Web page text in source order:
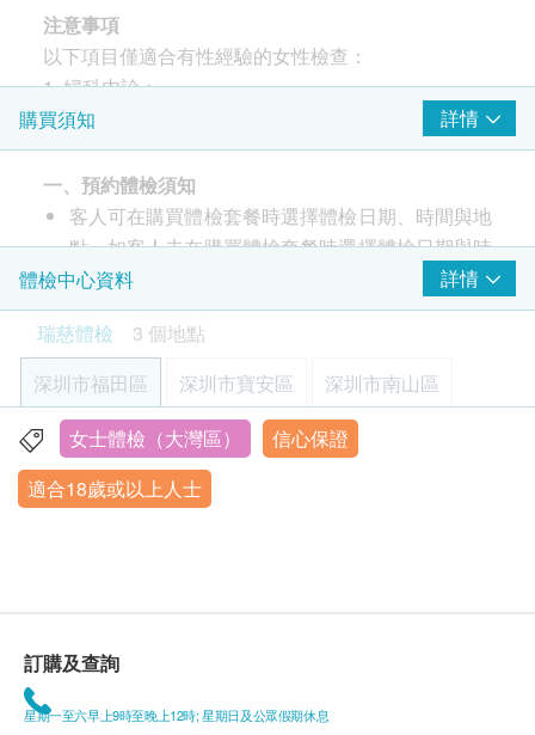
上腹部超聲波: 脾臟
上腹腔超聲波:腎
甲狀腺超聲波
乳房超聲波
子宮及雙附件超聲波（經陰道）
癌症指標 重點項目
甲種胎蛋白 (肝癌)
癌抗原 19.9 (胰臟)
癌抗原125 (卵巢癌)
癌抗原 15.3 (乳房) - 只限女士
癌胚抗原
婦科檢查 重點項目
婦科内診
人類乳頭瘤病毒16型和18型
心電圖
電腦掃描 重點項目
注意事項
以下項目僅適合有性經驗的女性檢查：
1. 婦科内診；
2. 白帶常規檢查；
3. 薄層細胞學檢測;
4. 人類乳頭瘤病毒16型和18型；
5. 子宮及雙附件超聲波（經陰道）。
體檢注意事項
飲水飲食
檢前3天正常飲食即可,不吃油膩食物、動物內臟、
雞血、鴨血等血制品及不易消化的高蛋白食物,勿
飲酒。
檢前1天晚上20:00 後不在進食，22:00點以後禁
水。
如套餐含有C13呼氣檢查,則檢前一個月內不要服用
抗生素,鉍制劑、質子泵抑制劑類幽門螺桿菌檢前1
個月敏感藥物。
購買須知 詳情
一、預約體檢須知
客人可在購買體檢套餐時選擇體檢日期、時間與地
點。如客人未在購買體檢套餐時選擇體檢日期與時
間，須自行聯絡瑞慈體檢進行預約（聯絡電話：
+86 4001688188；WeChat：+86
15601761306）。瑞慈體檢會發送電郵確認體檢
事宜，請客人下單後留意電郵消息。
客戶至現場後，瑞慈體檢工作人員會核對客戶的姓
名、出生年月日、手機號及健康網購
health.ESDlife訂購成功之電郵以確認客戶身份。
訂單如需改期，請至少提前1日聯絡瑞慈體檢 （聯
廢。
體檢時, 如果遇到醫生不會説廣東話的情況，瑞慈
體檢可安排醫護人員陪同提供翻譯服務。
體檢中心資料
詳情
瑞慈體檢
3 個地點
深圳市福田區
深圳市寶安區 深圳市南山區
深圳市福田區福保街道新港社區新洲南路2008號新洲同創
匯C座4樓
營業時間：星期一、星期三-星期日7:30AM-10:30AM
女士體檢（大灣區）
信心保證
適合18歲或以上人士
訂購及查詢
星期一至六早上9時至晚上12時; 星期日及公眾假期休息